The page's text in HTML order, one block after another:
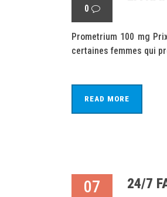
0
Prometrium 100 mg
certaines femmes qui
READ MORE
07
24/7